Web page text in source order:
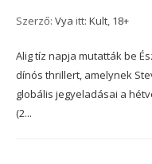
Szerző: Vya itt: Kult, 18+
Alig tíz napja mutatták be
dínós thrillert, amelynek
globális jegyeladásai a
(2...